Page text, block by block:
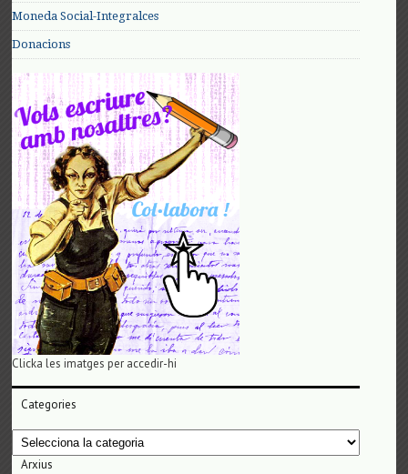
Moneda Social-Integralces
Donacions
Clicka les imatges per accedir-hi
Categories
Categories
Arxius